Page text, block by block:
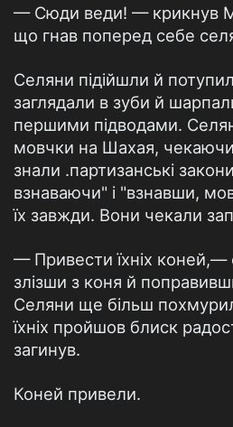
— Сюди веди! — крикнув
що гнав поперед себе
Селяни підійшли й
заглядали в зуби й
першими підводами.
мовчки на Шахая, чекаючи
знали .партизанські
взнаваючи" і "взнавши,
їх завжди. Вони чекали
— Привести їхніх коней,—
злізши з коня й
Селяни ще більш
їхніх пройшов блиск
загинув.
Коней привели.